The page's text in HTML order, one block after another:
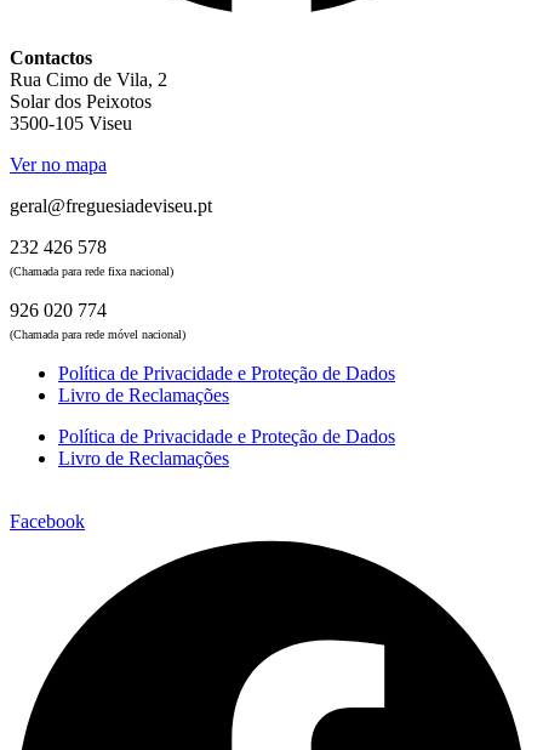
Contactos
Rua Cimo de Vila, 2
Solar dos Peixotos
3500-105 Viseu
Ver no mapa
geral@freguesiadeviseu.pt
232 426 578
(Chamada para rede fixa nacional)
926 020 774
(Chamada para rede móvel nacional)
Política de Privacidade e Proteção de Dados
Livro de Reclamações
Política de Privacidade e Proteção de Dados
Livro de Reclamações
Facebook